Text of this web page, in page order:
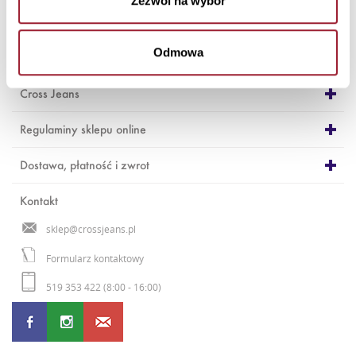
Odmowa
Cross Jeans
Regulaminy sklepu online
Dostawa, płatność i zwrot
Kontakt
sklep@crossjeans.pl
Formularz kontaktowy
519 353 422 (8:00 - 16:00)